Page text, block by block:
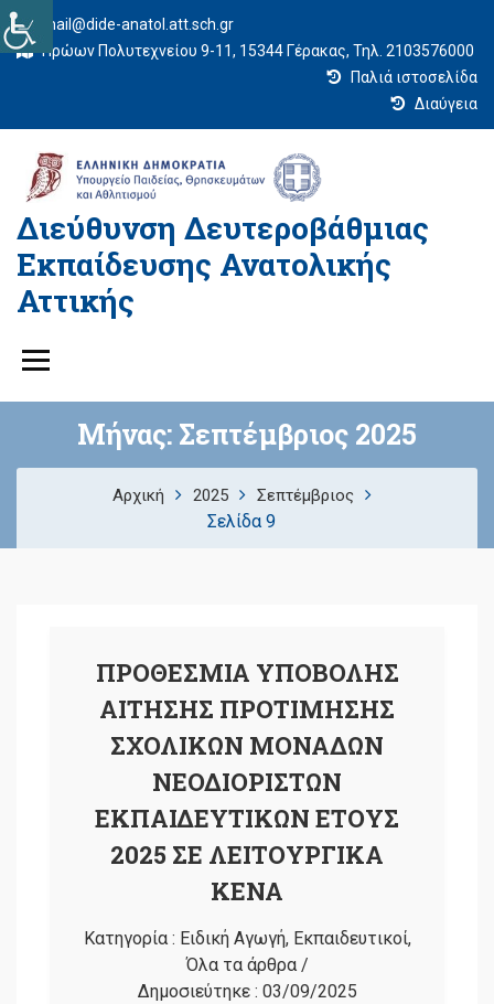
mail@dide-anatol.att.sch.gr
Ηρώων Πολυτεχνείου 9-11, 15344 Γέρακας, Τηλ. 2103576000
Παλιά ιστοσελίδα
Διαύγεια
Διεύθυνση Δευτεροβάθμιας
Εκπαίδευσης Ανατολικής
Αττικής
Μήνας: Σεπτέμβριος 2025
Αρχική 2025 Σεπτέμβριος
Σελίδα 9
ΠΡΟΘΕΣΜΙΑ ΥΠΟΒΟΛΗΣ
ΑΙΤΗΣΗΣ ΠΡΟΤΙΜΗΣΗΣ
ΣΧΟΛΙΚΩΝ ΜΟΝΑΔΩΝ
ΝΕΟΔΙΟΡΙΣΤΩΝ
ΕΚΠΑΙΔΕΥΤΙΚΩΝ ΕΤΟΥΣ
2025 ΣΕ ΛΕΙΤΟΥΡΓΙΚΑ
ΚΕΝΑ
Κατηγορία : Ειδική Αγωγή, Εκπαιδευτικοί,
Όλα τα άρθρα/
Δημοσιεύτηκε : 03/09/2025